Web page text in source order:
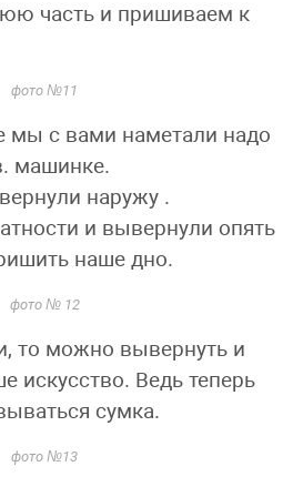
часть и пришиваем к
фото №11
мы с вами наметали надо
машинке.
наружу .
и вывернули опять
наше дно.
фото № 12
то можно вывернуть и
искусство. Ведь теперь
сумка.
фото №13